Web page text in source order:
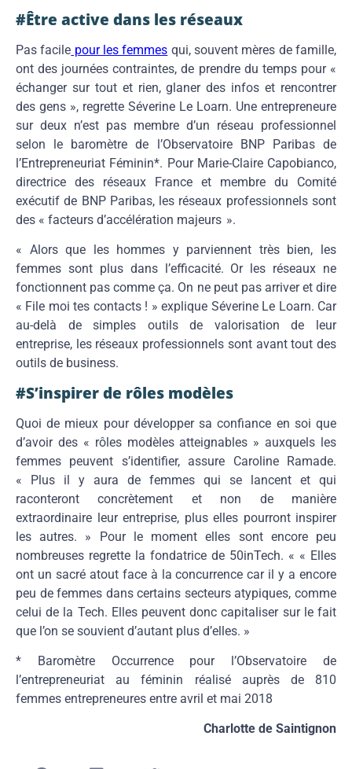
#Être active dans les réseaux
Pas facile pour les femmes qui, souvent mères de famille,
ont des journées contraintes, de prendre du temps pour «
échanger sur tout et rien, glaner des infos et rencontrer
des gens », regrette Séverine Le Loarn. Une entrepreneure
sur deux n’est pas membre d’un réseau professionnel
selon le baromètre de l’Observatoire BNP Paribas de
l’Entrepreneuriat Féminin*. Pour Marie-Claire Capobianco,
directrice des réseaux France et membre du Comité
exécutif de BNP Paribas, les réseaux professionnels sont
des « facteurs d’accélération majeurs ».
« Alors que les hommes y parviennent très bien, les
femmes sont plus dans l’efficacité. Or les réseaux ne
fonctionnent pas comme ça. On ne peut pas arriver et dire
« File moi tes contacts ! » explique Séverine Le Loarn. Car
au-delà de simples outils de valorisation de leur
entreprise, les réseaux professionnels sont avant tout des
outils de business.
#S’inspirer de rôles modèles
Quoi de mieux pour développer sa confiance en soi que
d’avoir des « rôles modèles atteignables » auxquels les
femmes peuvent s’identifier, assure Caroline Ramade.
« Plus il y aura de femmes qui se lancent et qui
raconteront concrètement et non de manière
extraordinaire leur entreprise, plus elles pourront inspirer
les autres. » Pour le moment elles sont encore peu
nombreuses regrette la fondatrice de 50inTech. « « Elles
ont un sacré atout face à la concurrence car il y a encore
peu de femmes dans certains secteurs atypiques, comme
celui de la Tech. Elles peuvent donc capitaliser sur le fait
que l’on se souvient d’autant plus d’elles. »
* Baromètre Occurrence pour l’Observatoire de
l’entrepreneuriat au féminin réalisé auprès de 810
femmes entrepreneures entre avril et mai 2018
Charlotte de Saintignon